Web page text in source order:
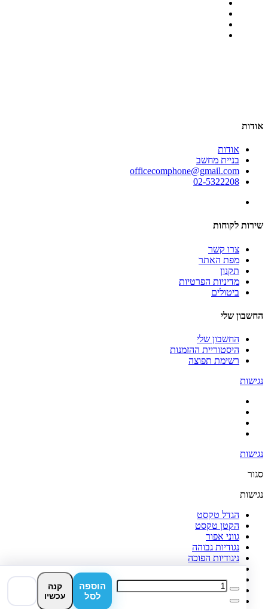
הוספה
לסל
קנה
עכשיו
אודות
אודות
בניית מחשב
officecomphone@gmail.com
02-5322208
שירות לקוחות
צרו קשר
מפת האתר
תקנון
מדיניות הפרטיות
ביטולים
החשבון שלי
החשבון שלי
היסטוריית ההזמנות
רשימת תפוצה
נגישות
נגישות
סגור
נגישות
הגדל טקסט
הקטן טקסט
גווני אפור
נגודיות גבוהה
ניגודיות הפוכה
רקע בהיר
הדגשת קישורים
פונט קריא
איפוס